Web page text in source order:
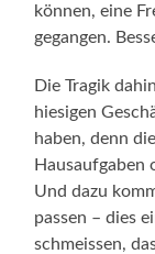
können, eine
gegangen.
Die Tragik
hiesigen
haben, denn
Hausaufgaben
Und dazu
passen – dies
schmeissen,